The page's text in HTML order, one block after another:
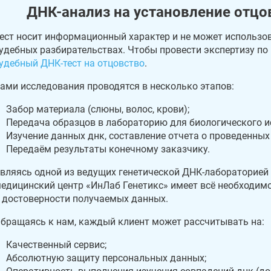
ДНК-анализ на установление
носит информационный характер и не может
разбирательствах. Чтобы провести экспертизу
ДНК-тест на отцовство.
исследования проводятся в несколько этапов:
Забор материала (слюны, волос, крови);
Передача образцов в лабораторию для биологического
Изучение данных днк, составление отчета о
Передаём результаты конечному заказчику.
одной из ведущих генетической ДНК-лабораторией
центр «ИнЛаб Генетикс» имеет всё
достоверности получаемых данных.
к нам, каждый клиент может рассчитывать на:
Качественный сервис;
Абсолютную защиту персональных данных;